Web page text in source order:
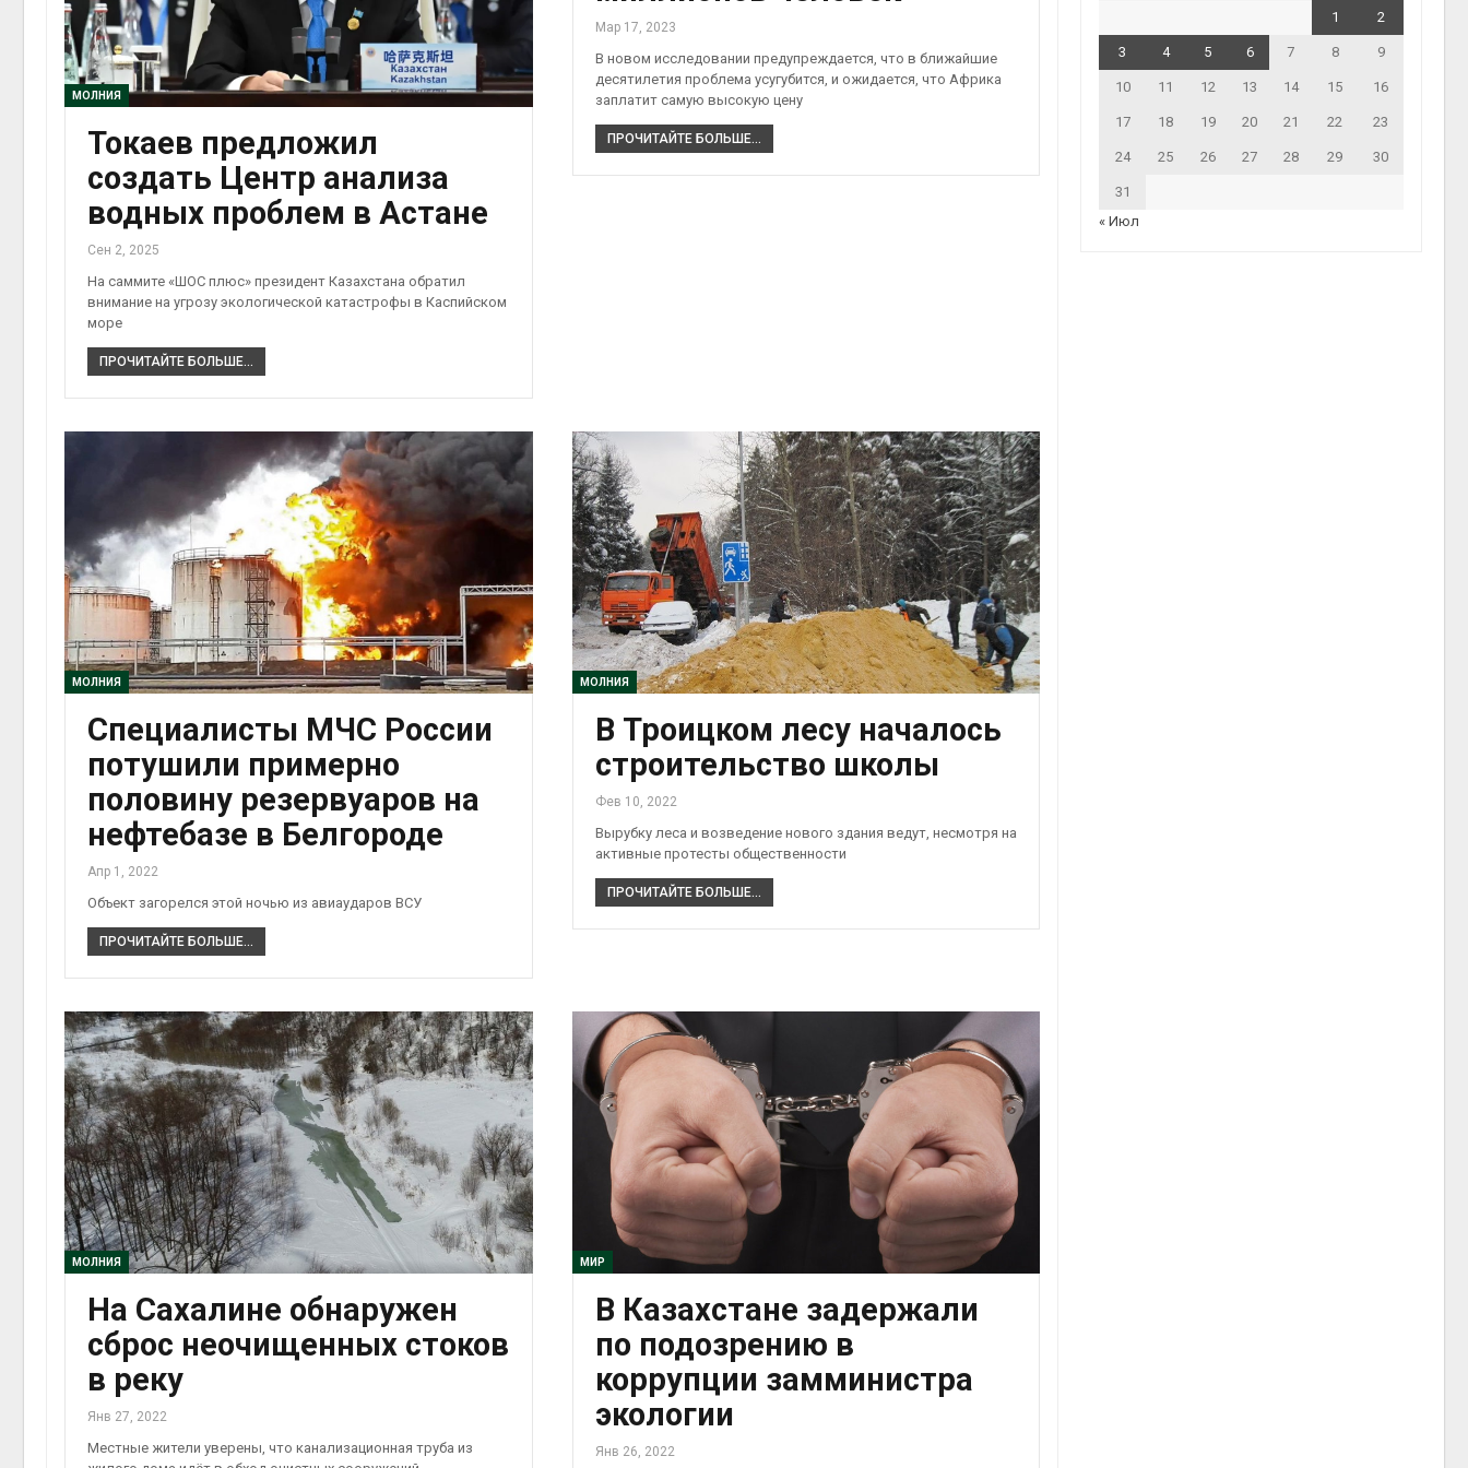
МОЛНИЯ
Токаев предложил
создать Центр анализа
водных проблем в Астане
Сен 2, 2025
На саммите «ШОС плюс» президент Казахстана обратил
внимание на угрозу экологической катастрофы в Каспийском
море
ПРОЧИТАЙТЕ БОЛЬШЕ...
Мар 17, 2023
В новом исследовании предупреждается, что в ближайшие
десятилетия проблема усугубится, и ожидается, что Африка
заплатит самую высокую цену
ПРОЧИТАЙТЕ БОЛЬШЕ...
МОЛНИЯ
Специалисты МЧС России
потушили примерно
половину резервуаров на
нефтебазе в Белгороде
Апр 1, 2022
Объект загорелся этой ночью из авиаударов ВСУ
ПРОЧИТАЙТЕ БОЛЬШЕ...
МОЛНИЯ
В Троицком лесу началось
строительство школы
Фев 10, 2022
Вырубку леса и возведение нового здания ведут, несмотря на
активные протесты общественности
ПРОЧИТАЙТЕ БОЛЬШЕ...
МОЛНИЯ
На Сахалине обнаружен
сброс неочищенных стоков
в реку
Янв 27, 2022
Местные жители уверены, что канализационная труба из
МИР
В Казахстане задержали
по подозрению в
коррупции замминистра
экологии
Янв 26, 2022
1 2
3 4 5 6 7 8 9
10 11 12 13 14 15 16
17 18 19 20 21 22 23
24 25 26 27 28 29 30
31
« Июл